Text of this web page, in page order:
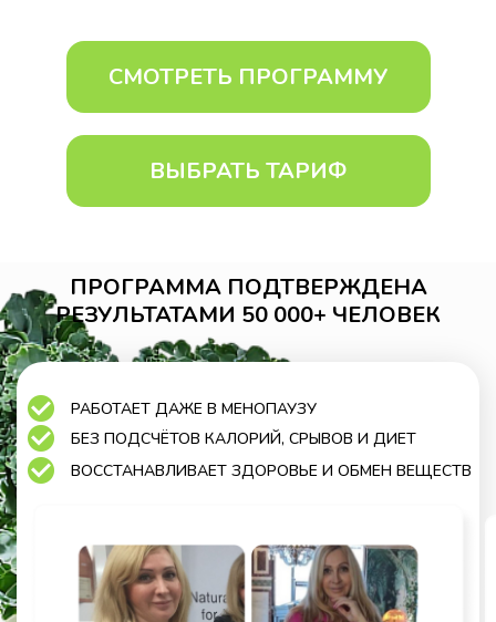
СМОТРЕТЬ ПРОГРАММУ
ВЫБРАТЬ ТАРИФ
ПРОГРАММА ПОДТВЕРЖДЕНА
РЕЗУЛЬТАТАМИ 50 000+ ЧЕЛОВЕК
РАБОТАЕТ ДАЖЕ В МЕНОПАУЗУ
БЕЗ ПОДСЧЁТОВ КАЛОРИЙ, СРЫВОВ И ДИЕТ
ВОССТАНАВЛИВАЕТ ЗДОРОВЬЕ И ОБМЕН ВЕЩЕСТВ